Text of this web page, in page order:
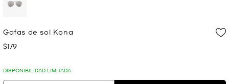
Gafas de sol Kona
Ahora
$179
DISPONIBILIDAD LIMITADA